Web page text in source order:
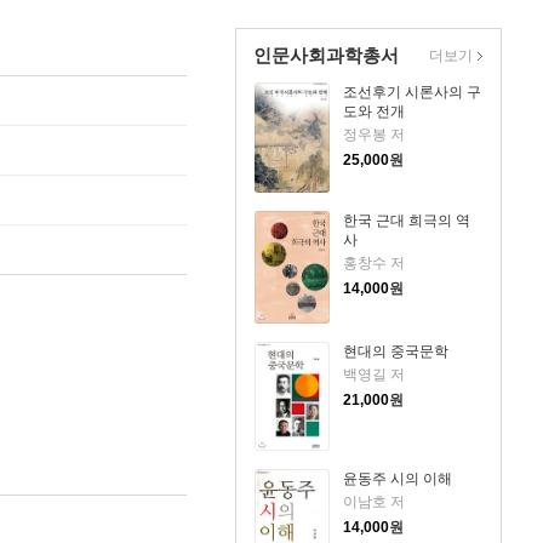
인문사회과학총서
조선후기 시론사의 구
도와 전개
정우봉 저
25,000원
한국 근대 희극의 역
사
홍창수 저
14,000원
현대의 중국문학
백영길 저
21,000원
윤동주 시의 이해
이남호 저
14,000원
더보기